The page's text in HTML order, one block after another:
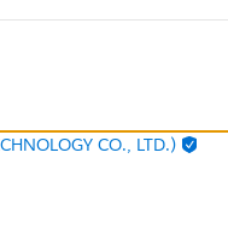
CO., LTD.)